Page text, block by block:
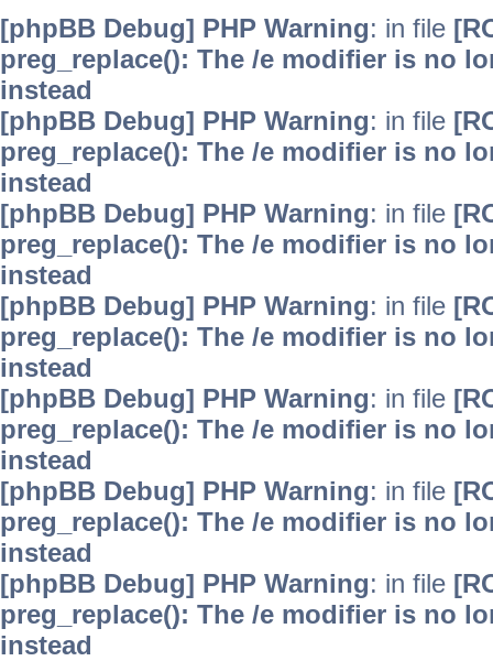
[phpBB Debug] PHP Warning: in file
preg_replace(): The /e modifier is no
instead
[phpBB Debug] PHP Warning: in file
preg_replace(): The /e modifier is no
instead
[phpBB Debug] PHP Warning: in file
preg_replace(): The /e modifier is no
instead
[phpBB Debug] PHP Warning: in file
preg_replace(): The /e modifier is no
instead
[phpBB Debug] PHP Warning: in file
preg_replace(): The /e modifier is no
instead
[phpBB Debug] PHP Warning: in file
preg_replace(): The /e modifier is no
instead
[phpBB Debug] PHP Warning: in file
preg_replace(): The /e modifier is no
instead